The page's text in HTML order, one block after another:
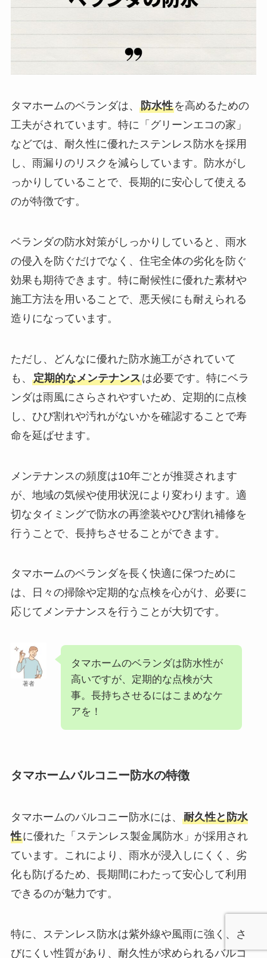
タマホームのベランダは、 防水性を高めるための
工夫がされています。特に「グリーンエコの家」
などでは、耐久性に優れたステンレス防水を採用
し、雨漏りのリスクを減らしています。防水がし
っかりしていることで、長期的に安心して使える
のが特徴です。
ベランダの防水対策がしっかりしていると、雨水
の侵入を防ぐだけでなく、住宅全体の劣化を防ぐ
効果も期待できます。特に耐候性に優れた素材や
施工方法を用いることで、悪天候にも耐えられる
造りになっています。
ただし、どんなに優れた防水施工がされていて
も、 定期的なメンテナンスは必要です。特にベラ
ンダは雨風にさらされやすいため、定期的に点検
し、ひび割れや汚れがないかを確認することで寿
命を延ばせます。
メンテナンスの頻度は10年ごとが推奨されます
が、地域の気候や使用状況により変わります。適
切なタイミングで防水の再塗装やひび割れ補修を
行うことで、長持ちさせることができます。
タマホームのベランダを長く快適に保つために
は、日々の掃除や定期的な点検を心がけ、必要に
応じてメンテナンスを行うことが大切です。
著者
タマホームのベランダは防水性が
高いですが、定期的な点検が大
事。長持ちさせるにはこまめなケ
アを！
タマホームバルコニー防水の特徴
タマホームのバルコニー防水には、 耐久性と防水
性に優れた「ステンレス製金属防水」が採用され
ています。これにより、雨水が浸入しにくく、劣
化も防げるため、長期間にわたって安心して利用
できるのが魅力です。
特に、ステンレス防水は紫外線や風雨に強く、さ
びにくい性質があり、耐久性が求められるバルコ